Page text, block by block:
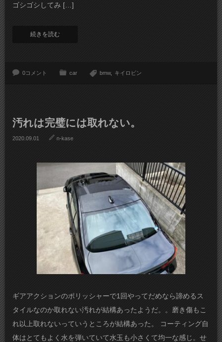
ゴシゴシしてみ […]
続きを読む
0コメント car bmw キイロビン
汚れは完璧には取れない。
2020.09.01 n-kase
ギアアクションのポリッシャーで1回やってだめなら諦めるス
タイルなのか取れない汚れが結構あったようだ。。磨き傷もこ
れ以上取れないっていうところが結構あった。 コーティング自
体はとてもよく水を弾いていて水玉も小さくて均一な感じ。せ